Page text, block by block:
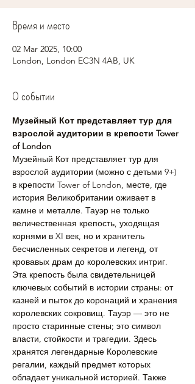
Время и место
02 Mar 2025, 10:00
London, London EC3N 4AB, UK
О событии
Музейный Кот представляет тур для
взрослой аудитории в крепости Tower
of London
Музейный Кот представляет тур для
взрослой аудитории (можно с детьми 9+)
в крепости Tower of London, месте, где
история Великобритании оживает в
камне и металле. Тауэр не только
величественная крепость, уходящая
корнями в XI век, но и хранитель
бесчисленных секретов и легенд, от
кровавых драм до королевских интриг.
Эта крепость была свидетельницей
ключевых событий в истории страны: от
казней и пыток до коронаций и хранения
королевских сокровищ. Тауэр — это не
просто старинные стены; это символ
власти, стойкости и трагедии. Здесь
хранятся легендарные Королевские
регалии, каждый предмет которых
обладает уникальной историей. Также